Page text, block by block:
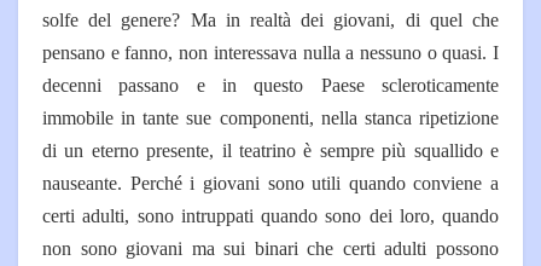
solfe del genere? Ma in realtà dei giovani, di quel che
pensano e fanno, non interessava nulla a nessuno o quasi. I
decenni passano e in questo Paese scleroticamente
immobile in tante sue componenti, nella stanca ripetizione
di un eterno presente, il teatrino è sempre più squallido e
nauseante. Perché i giovani sono utili quando conviene a
certi adulti, sono intruppati quando sono dei loro, quando
non sono giovani ma sui binari che certi adulti possono